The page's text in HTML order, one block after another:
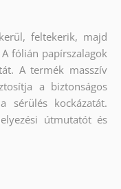
feltekerik, majd
fólián papírszalagok
A termék masszív
a biztonságos
sérülés kockázatát.
útmutatót és